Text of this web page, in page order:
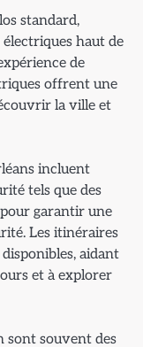
standard,
haut de
de
offrent une
la ville et
incluent
tels que des
pour garantir une
Les itinéraires
aidant
et à explorer
sont souvent des